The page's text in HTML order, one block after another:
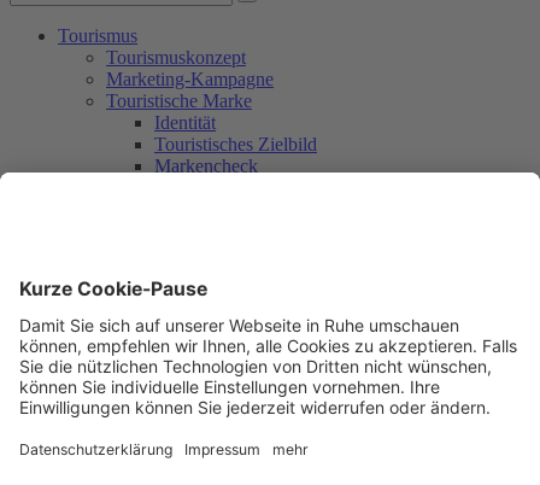
Tourismus
Tourismuskonzept
Marketing-Kampagne
Touristische Marke
Identität
Touristisches Zielbild
Markencheck
Workshop 3
Umsetzungsplanung
Nachhaltigkeit
Mitmachen
Aktuelles + Service
Aktuelles
Kontakt